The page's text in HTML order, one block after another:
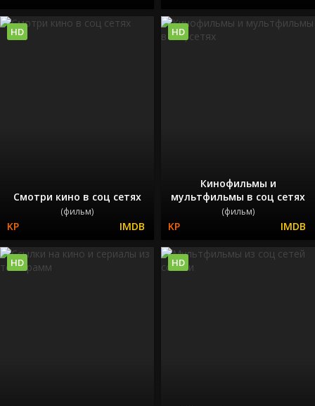
Смотри кино в соц сетях
(фильм)
HD
Кинофильмы и
мультфильмы в соц сетях
(фильм)
HD
HD HD